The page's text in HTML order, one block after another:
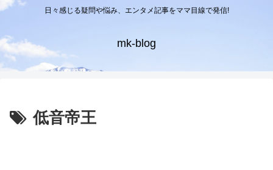
日々感じる疑問や悩み、エンタメ記事をママ目線で発信!
mk-blog
低音帝王